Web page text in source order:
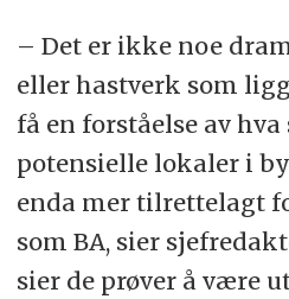
– Det er ikke noe
eller hastverk som
få en forståelse av
potensielle lokaler i
enda mer tilrettelagt
som BA, sier
sier de prøver å være